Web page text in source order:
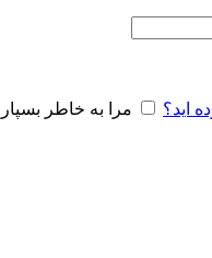
اید؟ مرا به خاطر بسپار